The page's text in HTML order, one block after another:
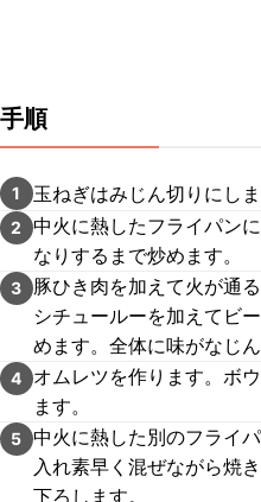
手順
1 玉ねぎはみじん切りにしま
2
中火に熱したフライパン
なりするまで炒めます。
3
豚ひき肉を加えて火が通
シチュールーを加えてビ
めます。全体に味がなじ
4
オムレツを作ります。ボ
ます。
5 中火に熱した別のフライ
入れ素早く混ぜながら焼
下ろします。